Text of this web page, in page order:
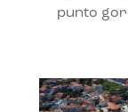
punto